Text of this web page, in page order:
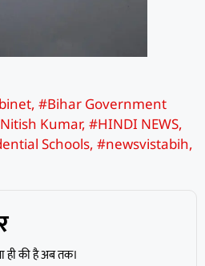
, #Bihar Government
Kumar, #HINDI NEWS,
Schools, #newsvistabih,
ही की है अब तक।